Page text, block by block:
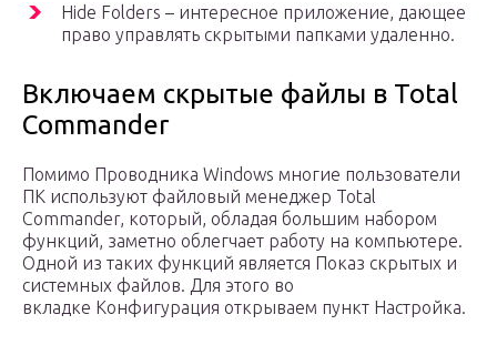
Hide Folders – интересное приложение, дающее
право управлять скрытыми папками удаленно.
Включаем скрытые файлы в Total
Commander
Помимо Проводника Windows многие пользователи
ПК используют файловый менеджер Total
Commander, который, обладая большим набором
функций, заметно облегчает работу на компьютере.
Одной из таких функций является Показ скрытых и
системных файлов. Для этого во
вкладке Конфигурация открываем пункт Настройка.